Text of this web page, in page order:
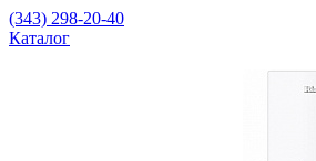
(343) 298-20-40
Каталог